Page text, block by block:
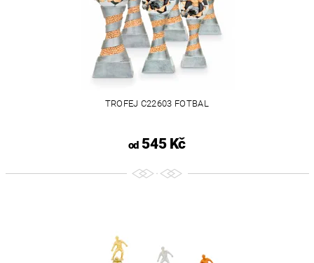
TROFEJ C22603 FOTBAL
od545 Kč